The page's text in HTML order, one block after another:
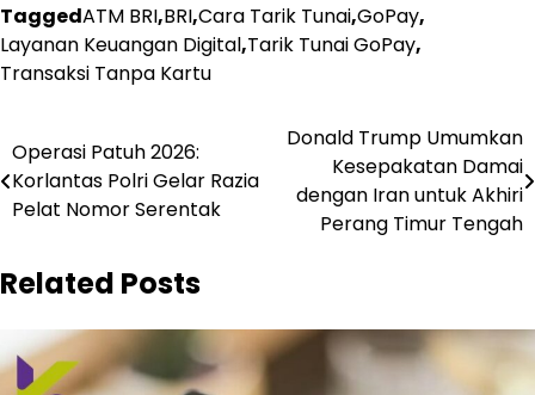
TaggedATM BRI,BRI,Cara Tarik Tunai,GoPay,
Layanan Keuangan Digital,Tarik Tunai GoPay,
Transaksi Tanpa Kartu
Navigasi
pos
Operasi Patuh 2026:
Korlantas Polri Gelar Razia
Pelat Nomor Serentak
Donald Trump Umumkan
Kesepakatan Damai
dengan Iran untuk Akhiri
Perang Timur Tengah
Related Posts